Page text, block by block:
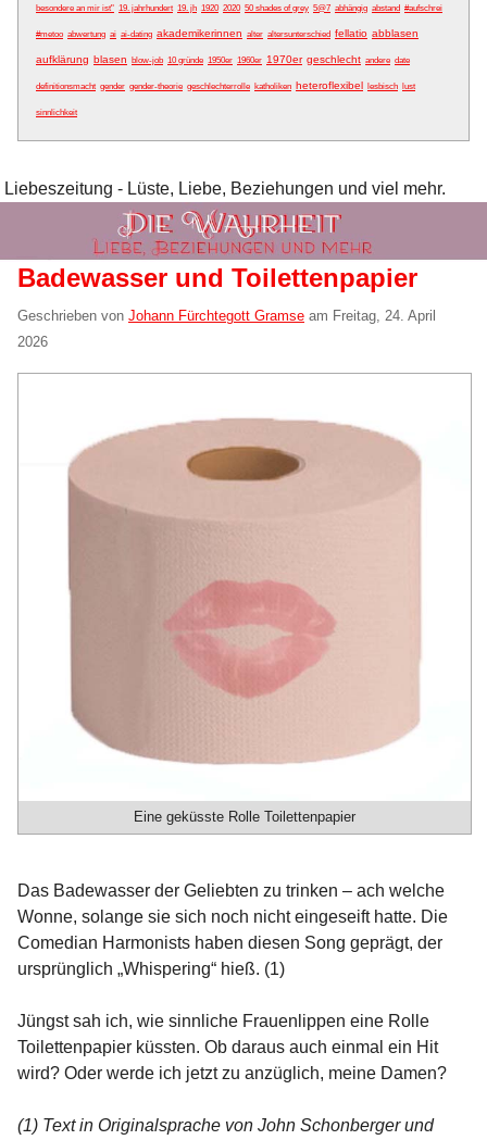
besondere an mir ist" 19. jahrhundert 19. jh 1920 2020 50 shades of grey 5@7 abhängig abstand #aufschrei
#metoo abwertung ai ai-dating akademikerinnen alter altersunterschied fellatio abblasen
aufklärung blasen blow-job 10 gründe 1950er 1960er 1970er geschlecht andere date
definitionsmacht gender gender-theorie geschlechterrolle katholiken heteroflexibel lesbisch lust
sinnlichkeit
Liebeszeitung - Lüste, Liebe, Beziehungen und viel mehr.
Badewasser und Toilettenpapier
Geschrieben von Johann Fürchtegott Gramse am Freitag, 24. April
2026
Eine geküsste Rolle Toilettenpapier
Das Badewasser der Geliebten zu trinken – ach welche
Wonne, solange sie sich noch nicht eingeseift hatte. Die
Comedian Harmonists haben diesen Song geprägt, der
ursprünglich „Whispering“ hieß. (1)
Jüngst sah ich, wie sinnliche Frauenlippen eine Rolle
Toilettenpapier küssten. Ob daraus auch einmal ein Hit
wird? Oder werde ich jetzt zu anzüglich, meine Damen?
(1) Text in Originalsprache von John Schonberger und